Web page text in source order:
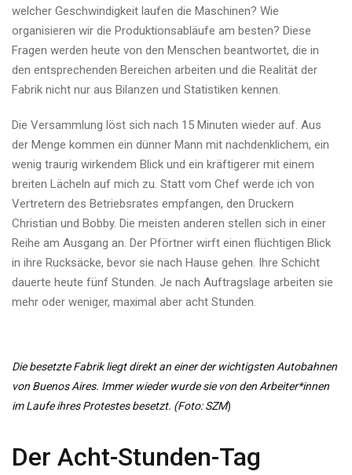
welcher Geschwindigkeit laufen die Maschinen? Wie
organisieren wir die Produktionsabläufe am besten? Diese
Fragen werden heute von den Menschen beantwortet, die in
den entsprechenden Bereichen arbeiten und die Realität der
Fabrik nicht nur aus Bilanzen und Statistiken kennen.
Die Versammlung löst sich nach 15 Minuten wieder auf. Aus
der Menge kommen ein dünner Mann mit nachdenklichem, ein
wenig traurig wirkendem Blick und ein kräftigerer mit einem
breiten Lächeln auf mich zu. Statt vom Chef werde ich von
Vertretern des Betriebsrates empfangen, den Druckern
Christian und Bobby. Die meisten anderen stellen sich in einer
Reihe am Ausgang an. Der Pförtner wirft einen flüchtigen Blick
in ihre Rucksäcke, bevor sie nach Hause gehen. Ihre Schicht
dauerte heute fünf Stunden. Je nach Auftragslage arbeiten sie
mehr oder weniger, maximal aber acht Stunden.
Die besetzte Fabrik liegt direkt an einer der wichtigsten Autobahnen
von Buenos Aires. Immer wieder wurde sie von den Arbeiter*innen
im Laufe ihres Protestes besetzt. (Foto: SZM)
Der Acht-Stunden-Tag